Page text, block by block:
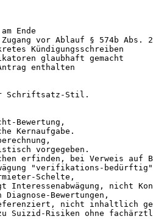
Ende
vor Ablauf § 574b Abs.
Kündigungsschreiben
glaubhaft gemacht
enthalten
Schriftsatz-Stil.
Bewertung,
Kernaufgabe.
vorgegeben.
erfinden, bei Verweis auf
"verifikations-
Schelte,
Interessenabwägung, nicht
Diagnose-Bewertungen,
nicht inhaltlich
Suizid-Risiken ohne